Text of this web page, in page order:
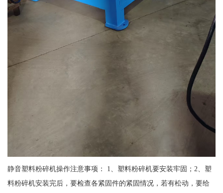
静音塑料粉碎机操作注意事项： 1、塑料粉碎机要安装牢固；2、塑
料粉碎机安装完后，要检查各紧固件的紧固情况，若有松动，要给